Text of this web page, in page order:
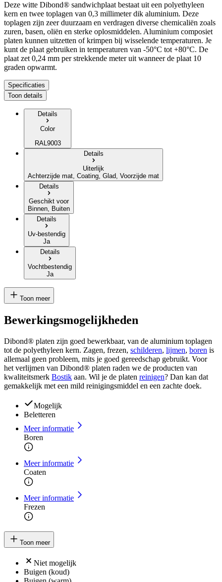
Deze witte Dibond® sandwichplaat bestaat uit een polyethyleen
kern en twee toplagen van 0,3 millimeter dik aluminium. Deze
toplagen zijn zeer duurzaam en verdragen diverse chemicaliën zoals
zuren, basen, oliën en sterke oplosmiddelen. Aluminium composiet
platen kunnen uitzetten of krimpen bij wisselende temperaturen. Je
kunt de plaat gebruiken in temperaturen van -50°C tot +80°C. De
plaat zet 0,24 mm per strekkende meter uit wanneer de plaat 10
graden opwarmt.
Specificaties
Toon details
Details
Color
RAL9003
Details
Uiterlijk
Achterzijde mat, Coating, Glad, Voorzijde mat
Details
Geschikt voor
Binnen, Buiten
Details
Uv-bestendig
Ja
Details
Vochtbestendig
Ja
Toon meer
Bewerkingsmogelijkheden
Dibond® platen zijn goed bewerkbaar, van de aluminium toplagen
tot de polyethyleen kern. Zagen, frezen, schilderen, lijmen, boren is
allemaal geen probleem, mits je goed gereedschap gebruikt. Voor
het verlijmen van Dibond® platen raden we de producten van
kwaliteitsmerk Bostik aan. Wil je de platen reinigen? Dan kan dat
gemakkelijk met een mild reinigingsmiddel en een zachte doek.
Mogelijk
Beletteren
Meer informatie
Boren
Meer informatie
Coaten
Meer informatie
Frezen
Toon meer
Niet mogelijk
Buigen (koud)